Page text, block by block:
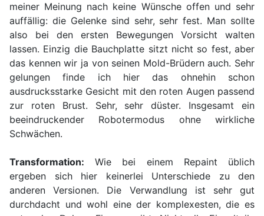
meiner Meinung nach keine Wünsche offen und sehr
auffällig: die Gelenke sind sehr, sehr fest. Man sollte
also bei den ersten Bewegungen Vorsicht walten
lassen. Einzig die Bauchplatte sitzt nicht so fest, aber
das kennen wir ja von seinen Mold-Brüdern auch. Sehr
gelungen finde ich hier das ohnehin schon
ausdrucksstarke Gesicht mit den roten Augen passend
zur roten Brust. Sehr, sehr düster. Insgesamt ein
beeindruckender Robotermodus ohne wirkliche
Schwächen.
Transformation: Wie bei einem Repaint üblich
ergeben sich hier keinerlei Unterschiede zu den
anderen Versionen. Die Verwandlung ist sehr gut
durchdacht und wohl eine der komplexesten, die es